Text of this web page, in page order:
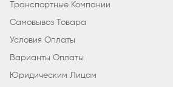
Транспортные Компании
Самовывоз Товара
Условия Оплаты
Варианты Оплаты
Юридическим Лицам